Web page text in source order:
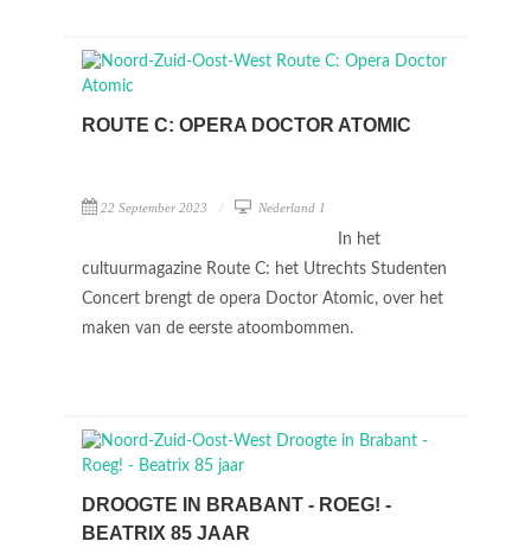
ROUTE C: OPERA DOCTOR ATOMIC
22 September 2023 Nederland 1
In het
cultuurmagazine Route C: het Utrechts Studenten
Concert brengt de opera Doctor Atomic, over het
maken van de eerste atoombommen.
DROOGTE IN BRABANT - ROEG! -
BEATRIX 85 JAAR